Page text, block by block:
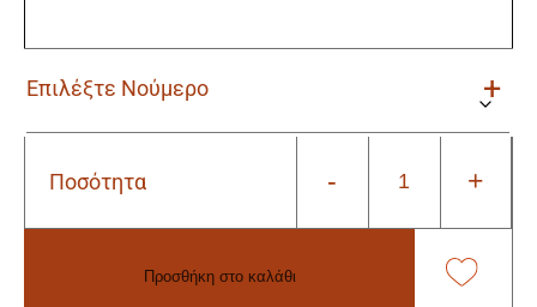
Ποσότητα -
Μπλουζάκι
+
Προσθήκη στο καλάθι